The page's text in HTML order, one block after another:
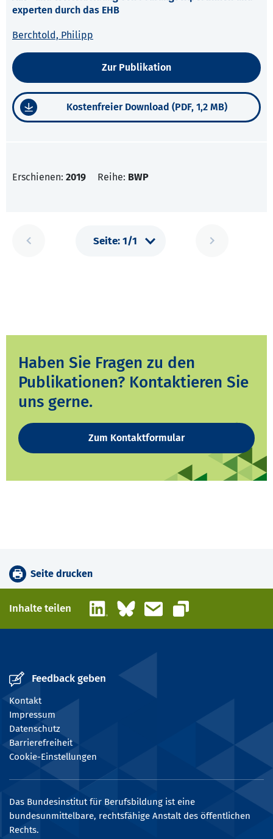
experten durch das EHB
Berchtold, Philipp
Zur Publikation
Kostenfreier Download (PDF, 1,2 MB)
Erschienen: 2019 Reihe: BWP
Haben Sie Fragen zu den
Publikationen? Kontaktieren Sie
uns gerne.
Zum Kontaktformular
Seite drucken
Inhalte teilen LinkedInBlueskyE-Mail
Link kopieren
Feedback geben
Kontakt
Impressum
Datenschutz
Barrierefreiheit
Cookie-Einstellungen
Das Bundesinstitut für Berufsbildung ist eine
bundesunmittelbare, rechtsfähige Anstalt des öffentlichen
Rechts.